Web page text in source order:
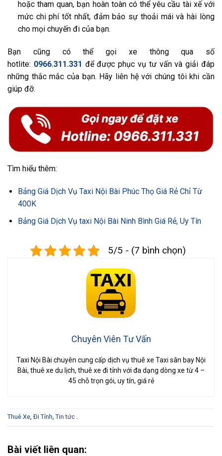
hoặc tham quan, bạn hoàn toàn có thể yêu cầu tài xế với
mức chi phí tốt nhất, đảm bảo sự thoải mái và hài lòng
cho mọi chuyến đi của bạn.
Bạn cũng có thể gọi xe thông qua số
hotlite: 0966.311.331 để được phục vụ tư vấn và giải đáp
những thắc mắc của bạn. Hãy liên hệ với chúng tôi khi cần
giúp đỡ.
Tìm hiểu thêm:
Bảng Giá Dịch Vụ Taxi Nội Bài Phúc Thọ Giá Rẻ Chỉ Từ
400K
Bảng Giá Dịch Vụ taxi Nội Bài Ninh Bình Giá Rẻ, Uy Tín
5/5 - (7 bình chọn)
Chuyên Viên Tư Vấn
Taxi Nội Bài chuyên cung cấp dịch vụ thuê xe Taxi sân bay Nội
Bài, thuê xe du lịch, thuê xe đi tỉnh với đa dạng dòng xe từ 4 –
45 chỗ trọn gói, uy tín, giá rẻ
Thuê Xe, Đi Tỉnh, Tin tức .
Bài viết liên quan: